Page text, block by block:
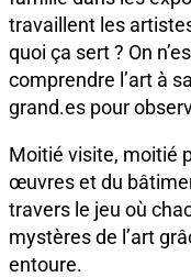
travaillent les
quoi ça sert ? On
comprendre l’art à
grand.es pour
Moitié visite, moitié
œuvres et du
travers le jeu où
mystères de l’art
entoure.